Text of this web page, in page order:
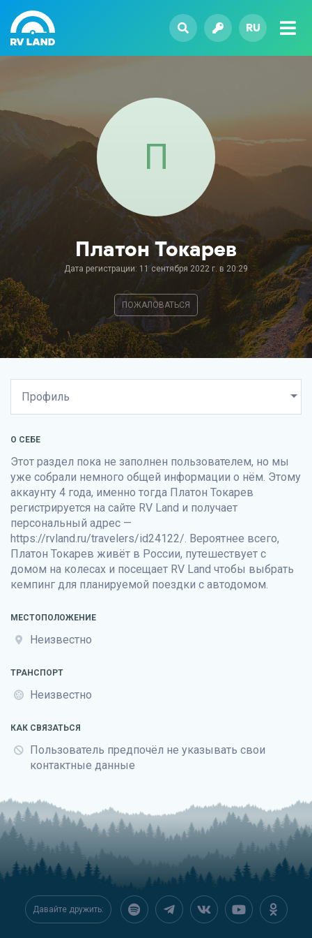
RU
П
Платон Токарев
Дата регистрации: 11 сентября 2022 г. в 20:29
ПОЖАЛОВАТЬСЯ
О СЕБЕ
Этот раздел пока не заполнен пользователем, но мы
уже собрали немного общей информации о нём. Этому
аккаунту 4 года, именно тогда Платон Токарев
регистрируется на сайте RV Land и получает
персональный адрес —
https://rvland.ru/travelers/id24122/. Вероятнее всего,
Платон Токарев живёт в России, путешествует с
домом на колесах и посещает RV Land чтобы выбрать
кемпинг для планируемой поездки с автодомом.
МЕСТОПОЛОЖЕНИЕ
Неизвестно
ТРАНСПОРТ
Неизвестно
КАК СВЯЗАТЬСЯ
Пользователь предпочёл не указывать свои
контактные данные
Давайте дружить: